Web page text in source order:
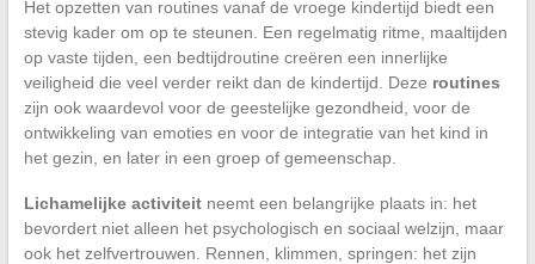
Het opzetten van routines vanaf de vroege kindertijd biedt een
stevig kader om op te steunen. Een regelmatig ritme, maaltijden
op vaste tijden, een bedtijdroutine creëren een innerlijke
veiligheid die veel verder reikt dan de kindertijd. Deze routines
zijn ook waardevol voor de geestelijke gezondheid, voor de
ontwikkeling van emoties en voor de integratie van het kind in
het gezin, en later in een groep of gemeenschap.
Lichamelijke activiteitneemt een belangrijke plaats in: het
bevordert niet alleen het psychologisch en sociaal welzijn, maar
ook het zelfvertrouwen. Rennen, klimmen, springen: het zijn